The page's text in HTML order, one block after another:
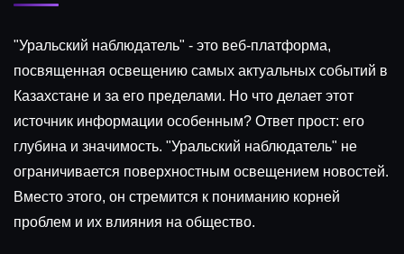
"Уральский наблюдатель" - это веб-платформа,
посвященная освещению самых актуальных событий в
Казахстане и за его пределами. Но что делает этот
источник информации особенным? Ответ прост: его
глубина и значимость. "Уральский наблюдатель" не
ограничивается поверхностным освещением новостей.
Вместо этого, он стремится к пониманию корней
проблем и их влияния на общество.